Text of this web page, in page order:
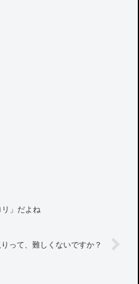
」だよね
って、難しくないですか？